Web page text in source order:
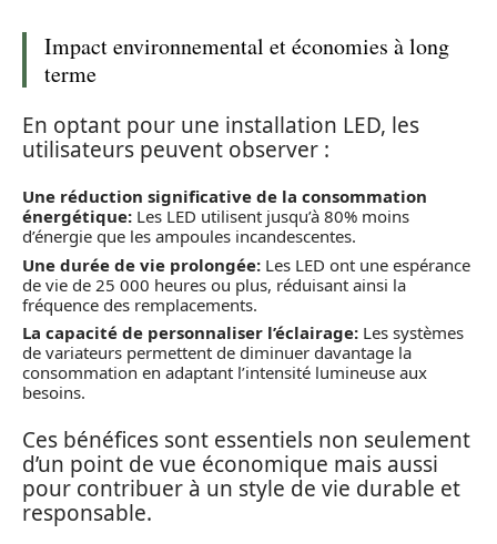
Impact environnemental et économies à long
terme
En optant pour une installation LED, les
utilisateurs peuvent observer :
Une réduction significative de la consommation
énergétique: Les LED utilisent jusqu’à 80% moins
d’énergie que les ampoules incandescentes.
Une durée de vie prolongée: Les LED ont une espérance
de vie de 25 000 heures ou plus, réduisant ainsi la
fréquence des remplacements.
La capacité de personnaliser l’éclairage: Les systèmes
de variateurs permettent de diminuer davantage la
consommation en adaptant l’intensité lumineuse aux
besoins.
Ces bénéfices sont essentiels non seulement
d’un point de vue économique mais aussi
pour contribuer à un style de vie durable et
responsable.